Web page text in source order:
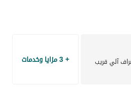
آلي قريب + 3 مزايا وخدمات